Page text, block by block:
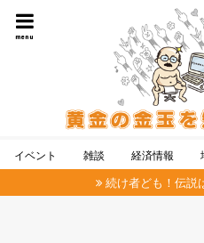
menu
イベント 雑談 経済情報
続け者ども！伝説